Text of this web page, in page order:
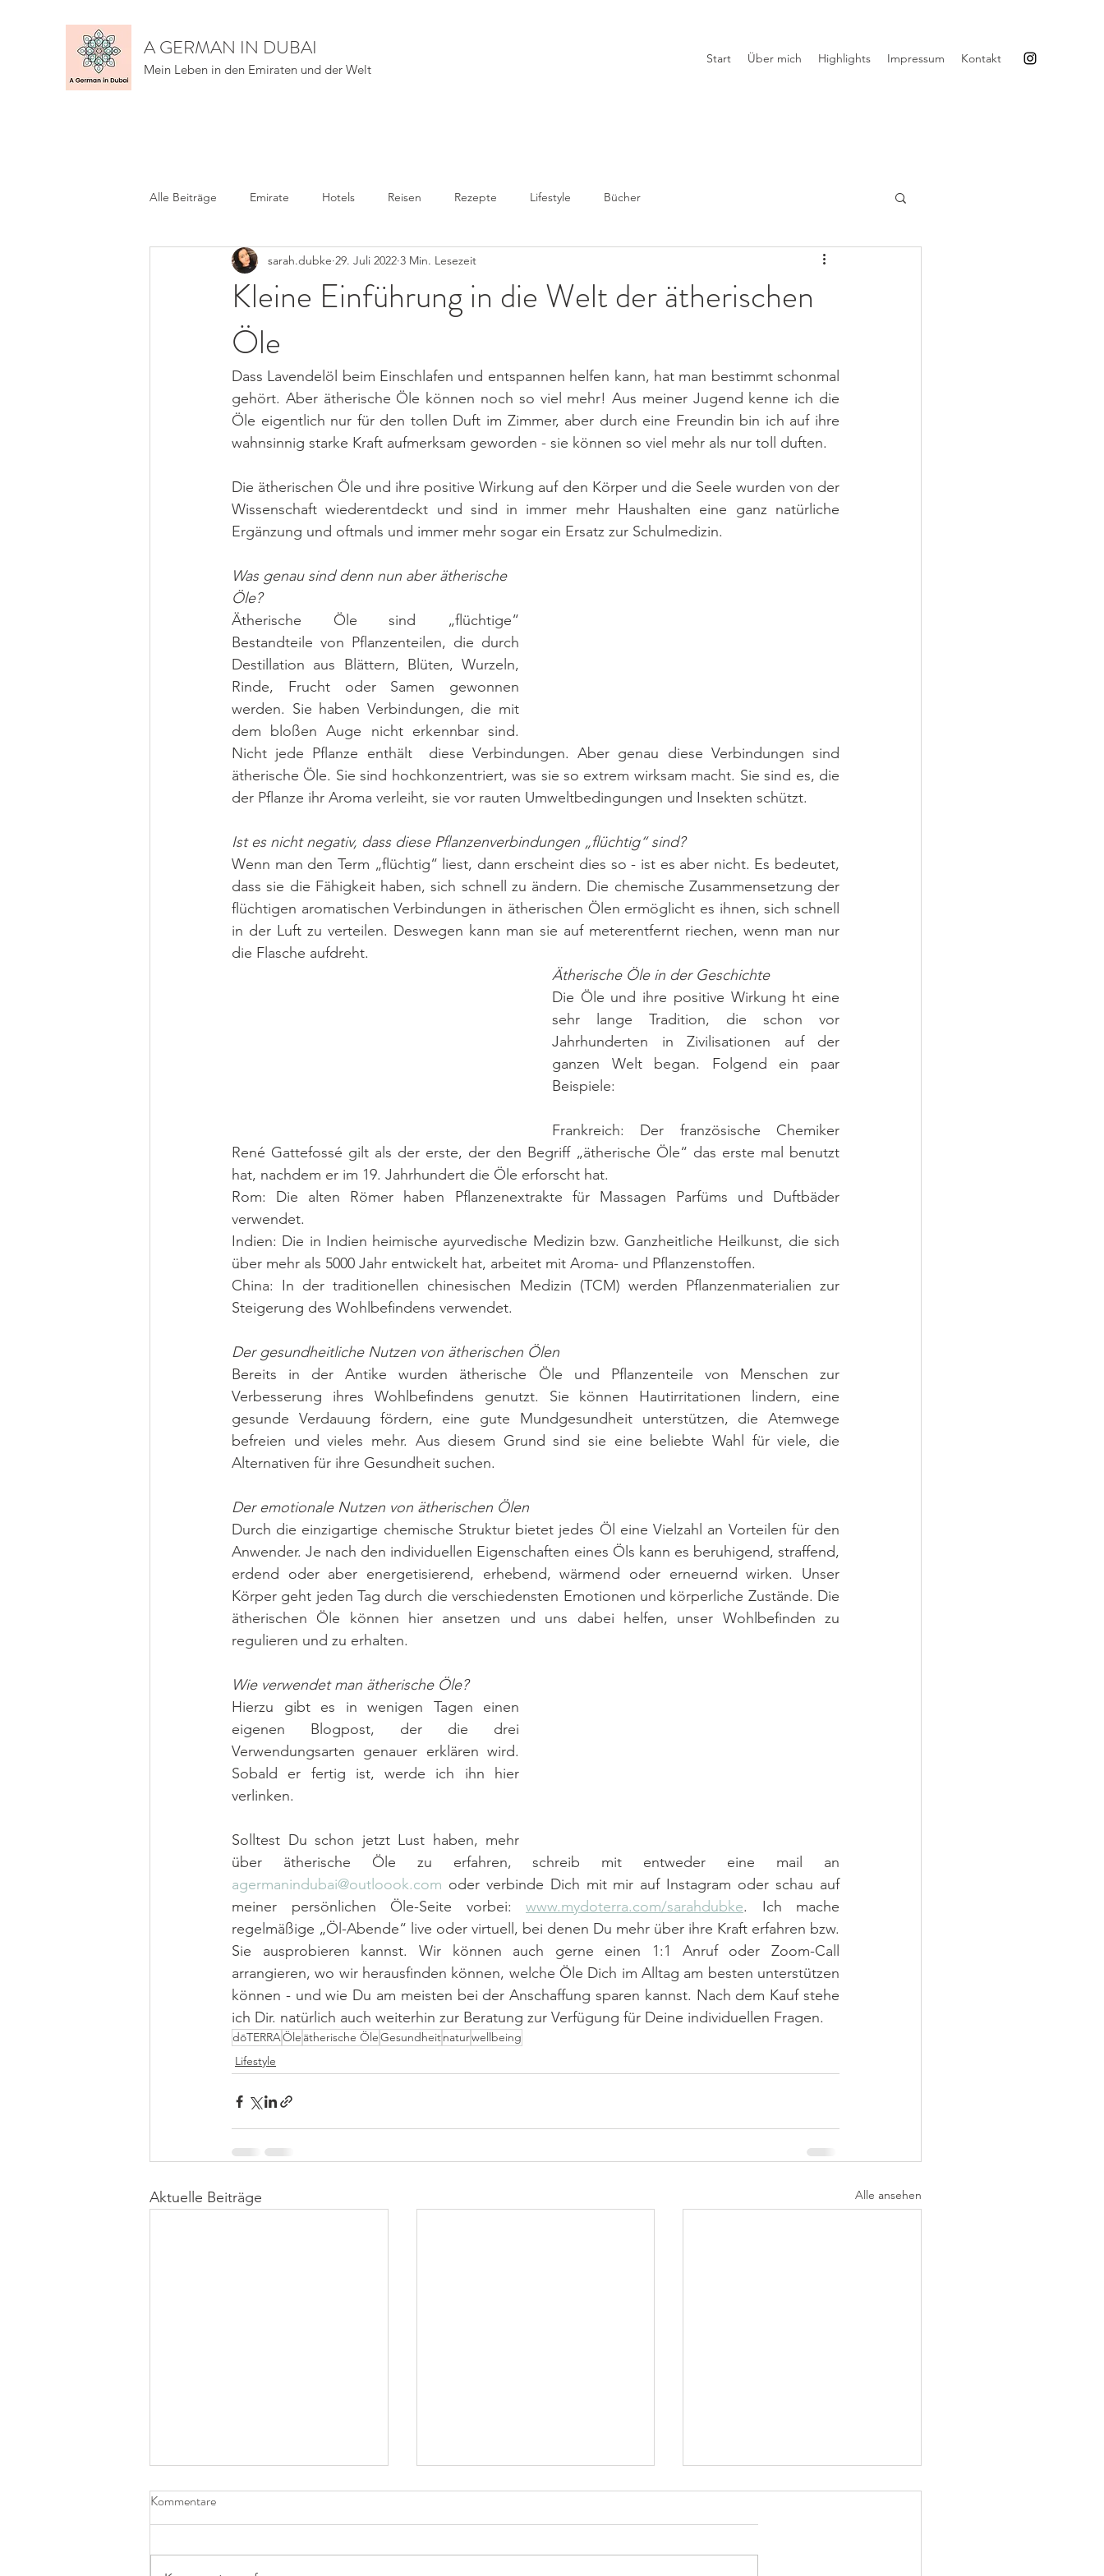
A GERMAN IN DUBAI
Mein Leben in den Emiraten und der Welt
Start Über mich Highlights Impressum Kontakt
Alle Beiträge Emirate Hotels Reisen Rezepte Lifestyle Bücher
Kleine Einführung in die Welt der ätherischen
Öle
sarah.dubke 29. Juli 2022 3 Min. Lesezeit
Dass Lavendelöl beim Einschlafen und entspannen helfen kann, hat man bestimmt schonmal
gehört. Aber ätherische Öle können noch so viel mehr! Aus meiner Jugend kenne ich die
Öle eigentlich nur für den tollen Duft im Zimmer, aber durch eine Freundin bin ich auf ihre
wahnsinnig starke Kraft aufmerksam geworden - sie können so viel mehr als nur toll duften.
Die ätherischen Öle und ihre positive Wirkung auf den Körper und die Seele wurden von der
Wissenschaft wiederentdeckt und sind in immer mehr Haushalten eine ganz natürliche
Ergänzung und oftmals und immer mehr sogar ein Ersatz zur Schulmedizin.
Was genau sind denn nun aber ätherische
Öle?
Ätherische Öle sind „flüchtige“
Bestandteile von Pflanzenteilen, die durch
Destillation aus Blättern, Blüten, Wurzeln,
Rinde, Frucht oder Samen gewonnen
werden. Sie haben Verbindungen, die mit
dem bloßen Auge nicht erkennbar sind.
Nicht jede Pflanze enthält  diese Verbindungen. Aber genau diese Verbindungen sind
ätherische Öle. Sie sind hochkonzentriert, was sie so extrem wirksam macht. Sie sind es, die
der Pflanze ihr Aroma verleiht, sie vor rauten Umweltbedingungen und Insekten schützt.
Ist es nicht negativ, dass diese Pflanzenverbindungen „flüchtig“ sind?
Wenn man den Term „flüchtig“ liest, dann erscheint dies so - ist es aber nicht. Es bedeutet,
dass sie die Fähigkeit haben, sich schnell zu ändern. Die chemische Zusammensetzung der
flüchtigen aromatischen Verbindungen in ätherischen Ölen ermöglicht es ihnen, sich schnell
in der Luft zu verteilen. Deswegen kann man sie auf meterentfernt riechen, wenn man nur
die Flasche aufdreht.
Ätherische Öle in der Geschichte
Die Öle und ihre positive Wirkung ht eine
sehr lange Tradition, die schon vor
Jahrhunderten in Zivilisationen auf der
ganzen Welt began. Folgend ein paar
Beispiele:
Frankreich: Der französische Chemiker
René Gattefossé gilt als der erste, der den Begriff „ätherische Öle“ das erste mal benutzt
hat, nachdem er im 19. Jahrhundert die Öle erforscht hat.
Rom: Die alten Römer haben Pflanzenextrakte für Massagen Parfüms und Duftbäder
verwendet.
Indien: Die in Indien heimische ayurvedische Medizin bzw. Ganzheitliche Heilkunst, die sich
über mehr als 5000 Jahr entwickelt hat, arbeitet mit Aroma- und Pflanzenstoffen.
China: In der traditionellen chinesischen Medizin (TCM) werden Pflanzenmaterialien zur
Steigerung des Wohlbefindens verwendet.
Der gesundheitliche Nutzen von ätherischen Ölen
Bereits in der Antike wurden ätherische Öle und Pflanzenteile von Menschen zur
Verbesserung ihres Wohlbefindens genutzt. Sie können Hautirritationen lindern, eine
gesunde Verdauung fördern, eine gute Mundgesundheit unterstützen, die Atemwege
befreien und vieles mehr. Aus diesem Grund sind sie eine beliebte Wahl für viele, die
Alternativen für ihre Gesundheit suchen.
Der emotionale Nutzen von ätherischen Ölen
Durch die einzigartige chemische Struktur bietet jedes Öl eine Vielzahl an Vorteilen für den
Anwender. Je nach den individuellen Eigenschaften eines Öls kann es beruhigend, straffend,
erdend oder aber energetisierend, erhebend, wärmend oder erneuernd wirken. Unser
Körper geht jeden Tag durch die verschiedensten Emotionen und körperliche Zustände. Die
ätherischen Öle können hier ansetzen und uns dabei helfen, unser Wohlbefinden zu
regulieren und zu erhalten.
Wie verwendet man ätherische Öle?
Hierzu gibt es in wenigen Tagen einen
eigenen Blogpost, der die drei
Verwendungsarten genauer erklären wird.
Sobald er fertig ist, werde ich ihn hier
verlinken.
Solltest Du schon jetzt Lust haben, mehr
agermanindubai@outloook.com oder verbinde Dich mit mir auf Instagram oder schau auf
meiner persönlichen Öle-Seite vorbei: www.mydoterra.com/sarahdubke. Ich mache
regelmäßige „Öl-Abende“ live oder virtuell, bei denen Du mehr über ihre Kraft erfahren bzw.
Sie ausprobieren kannst. Wir können auch gerne einen 1:1 Anruf oder Zoom-Call
arrangieren, wo wir herausfinden können, welche Öle Dich im Alltag am besten unterstützen
können - und wie Du am meisten bei der Anschaffung sparen kannst. Nach dem Kauf stehe
ich Dir. natürlich auch weiterhin zur Beratung zur Verfügung für Deine individuellen Fragen.
dōTERRAÖle ätherische ÖleGesundheitnaturwellbeing
Lifestyle
Aktuelle Beiträge Alle ansehen
Kommentare